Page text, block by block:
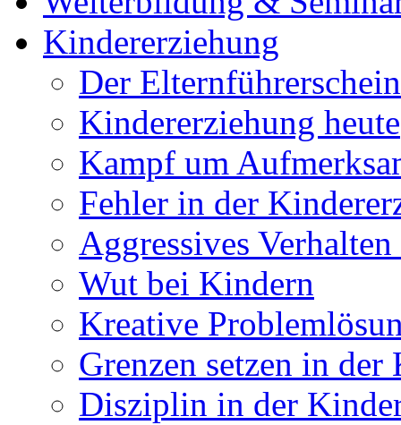
Kindererziehung
Der Elternführerschein
Kindererziehung heute
Kampf um
Fehler in der
Aggressives
Wut bei Kindern
Kreative
Grenzen setzen in
Disziplin in der